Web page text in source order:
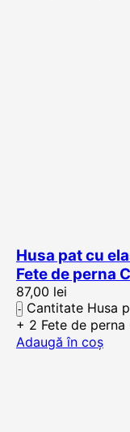
Husa pat cu
Fete de perna
87,00 lei
Cantitate Husa
+ 2 Fete de perna
Adaugă în coș